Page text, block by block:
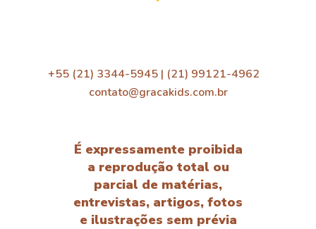
+55 (21) 3344-5945 | (21) 99121-4962
contato@gracakids.com.br
É expressamente proibida
a reprodução total ou
parcial de matérias,
entrevistas, artigos, fotos
e ilustrações sem prévia